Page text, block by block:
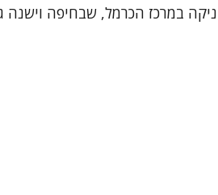
במרכז הכרמל, שבחיפה וישנה